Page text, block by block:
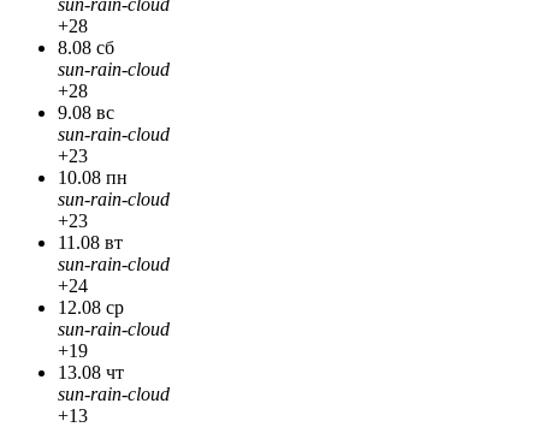
sun-rain-cloud
+28
8.08 сб
sun-rain-cloud
+28
9.08 вс
sun-rain-cloud
+23
10.08 пн
sun-rain-cloud
+23
11.08 вт
sun-rain-cloud
+24
12.08 ср
sun-rain-cloud
+19
13.08 чт
sun-rain-cloud
+13